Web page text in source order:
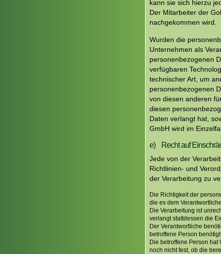
kann sie sich hierzu
Der Mitarbeiter der
nachgekommen wird.
Wurden die
Unternehmen als
personenbezogenen
verfügbaren
technischer Art, um
personenbezogenen
von diesen anderen
diesen
Daten verlangt hat,
GmbH wird im
e) Recht auf
Jede von der
Richtlinien- und
der Verarbeitung zu
Die Richtigkeit der
die es dem
Die Verarbeitung ist
verlangt stattdessen die
Der Verantwortliche
betroffene Person
Die betroffene Person hat
noch nicht fest, ob die